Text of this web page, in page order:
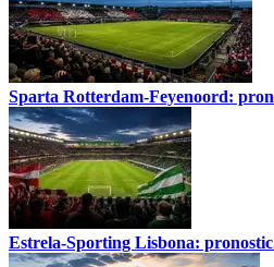
Sparta Rotterdam-Feyenoord:
Estrela-Sporting Lisbona: